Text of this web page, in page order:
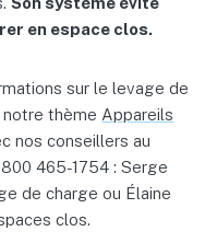
en espace clos.
sur le levage de
notre thème Appareils
nos conseillers au
465-1754 : Serge
de charge ou Élaine
clos.